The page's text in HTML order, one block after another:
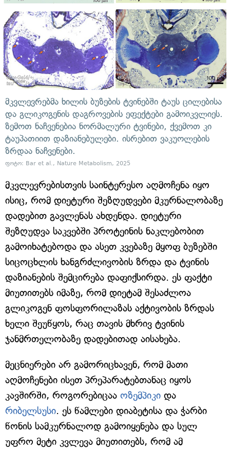
მკვლევრებმა ხილის ბუზების ტვინებში ტაუს ცილებისა
და გლიკოგენის დაგროვების ეფექტები გამოიკვლიეს.
ზემოთ ნაჩვენებია ნორმალური ტვინები, ქვემოთ კი
ტაუპათიით დაზიანებულები. ისრებით ვაკუოლების
ზრდაა ნაჩვენები.
ფოტო: Bar et al., Nature Metabolism, 2025
მკვლევრებისთვის საინტერესო აღმოჩენა იყო
ისიც, რომ დიეტური შეზღუდვები მკურნალობაზე
დადებით გავლენას ახდენდა. დიეტური
შეზღუდვა საკვებში პროტეინის ნაკლებობით
გამოიხატებოდა და ასეთ კვებაზე მყოფ ბუზებში
სიცოცხლის ხანგრძლივობის ზრდა და ტვინის
დაზიანების შემცირება დაფიქსირდა. ეს ფაქტი
მიუთითებს იმაზე, რომ დიეტამ შესაძლოა
გლიკოგენ ფოსფორილაზას აქტივობის ზრდას
ხელი შეუწყოს, რაც თავის მხრივ ტვინის
ჯანმრთელობაზე დადებითად აისახება.
მეცნიერები არ გამორიცხავენ, რომ მათი
აღმოჩენები ისეთ პრეპარატებთანაც იყოს
კავშირში, როგორებიცაა ოზემპიკი და
რიბელსუსი. ეს წამლები დიაბეტისა და ჭარბი
წონის სამკურნალოდ გამოიყენება და სულ
უფრო მეტი კვლევა მიუთითებს, რომ ამ